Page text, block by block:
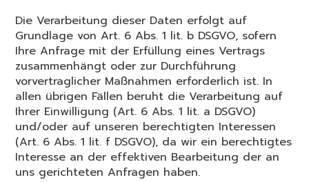
Die Verarbeitung dieser Daten erfolgt auf
Grundlage von Art. 6 Abs. 1 lit. b DSGVO, sofern
Ihre Anfrage mit der Erfüllung eines Vertrags
zusammenhängt oder zur Durchführung
vorvertraglicher Maßnahmen erforderlich ist. In
allen übrigen Fällen beruht die Verarbeitung auf
Ihrer Einwilligung (Art. 6 Abs. 1 lit. a DSGVO)
und/oder auf unseren berechtigten Interessen
(Art. 6 Abs. 1 lit. f DSGVO), da wir ein berechtigtes
Interesse an der effektiven Bearbeitung der an
uns gerichteten Anfragen haben.